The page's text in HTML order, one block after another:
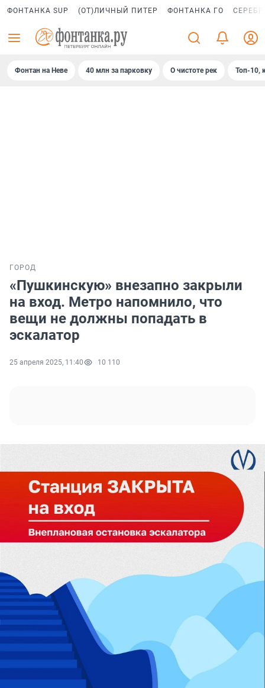
ФОНТАНКА SUP (ОТ)ЛИЧНЫЙ ПИТЕР ФОНТАНКА ГО
Фонтан на Неве 40 млн за парковку О чистоте рек Топ-10,
ГОРОД
«Пушкинскую» внезапно закрыли
на вход. Метро напомнило, что
вещи не должны попадать в
эскалатор
25 апреля 2025, 11:40 10 110